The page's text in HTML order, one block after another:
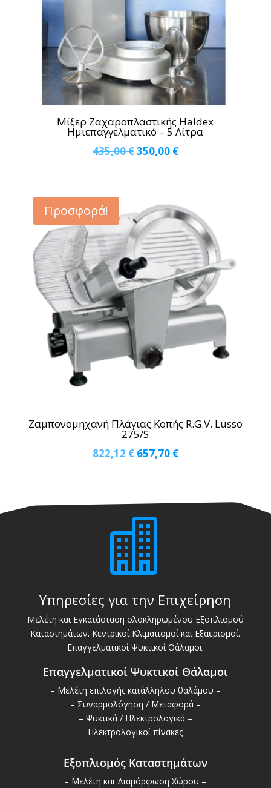
Μίξερ Ζαχαροπλαστικής Haldex
Ημιεπαγγελματικό – 5 Λίτρα
435,00€Original
435,00 €.
350,00 €Η
350,00 €.
Προσφορά!
Ζαμπονομηχανή Πλάγιας Κοπής R.G.V. Lusso
275/S
822,12€ Original
822,12 €.
657,70 €Η
είναι:

Υπηρεσίες για την Επιχείρηση
Μελέτη και Εγκατάσταση ολοκληρωμένου Εξοπλισμού
Καταστημάτων. Κεντρικοί Κλιματισμοί και Εξαερισμοί.
Επαγγελματικοί Ψυκτικοί Θάλαμοι.
Επαγγελματικοί Ψυκτικοί Θάλαμοι
– Μελέτη επιλογής κατάλληλου θαλάμου –
– Συναρμολόγηση / Μεταφορά –
– Ψυκτικά / Ηλεκτρολογικά –
– Ηλεκτρολογικοί πίνακες –
Εξοπλισμός Καταστημάτων
– Μελέτη και Διαμόρφωση Χώρου –